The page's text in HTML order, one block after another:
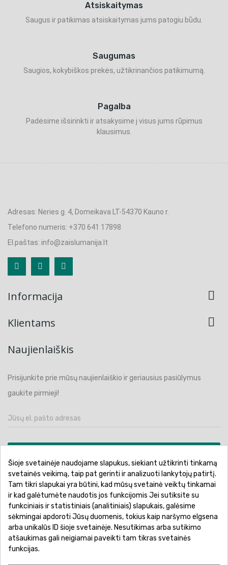
Atsiskaitymas
Saugus ir patikimas atsiskaitymas jums patogiu būdu.
Saugumas
Saugios, kokybiškos prekės, užtikrinančios patikimumą.
Pagalba
Padėsime išsirinkti ir atsakysime į visus jums rūpimus
klausimus.
Adresas: Neries g. 4, Domeikava LT-54370 Kauno r.
Telefono numeris: +370 641 17898
El.paštas: info@zaislumanija.lt
Informacija

Klientams

Naujienlaiškis
Prisijunkite prie mūsų naujienlaiškio ir geriausius pasiūlymus
gaukite pirmieji!
Pirkimo sąlygos ir taisyklės
Privatumo politika
Garantinis aptarnavimas
Prekių pristatymas
Prekių grąžinimas
Atsiskaitymo būdai
Šioje svetainėje naudojame slapukus, siekiant užtikrinti tinkamą
svetainės veikimą, taip pat gerinti ir analizuoti lankytojų patirtį.
Tam tikri slapukai yra būtini, kad mūsų svetainė veiktų tinkamai
ir kad galėtumėte naudotis jos funkcijomis Jei sutiksite su
funkciniais ir statistiniais (analitiniais) slapukais, galėsime
sėkmingai apdoroti Jūsų duomenis, tokius kaip naršymo elgsena
arba unikalūs ID šioje svetainėje. Nesutikimas arba sutikimo
atšaukimas gali neigiamai paveikti tam tikras svetainės
funkcijas.